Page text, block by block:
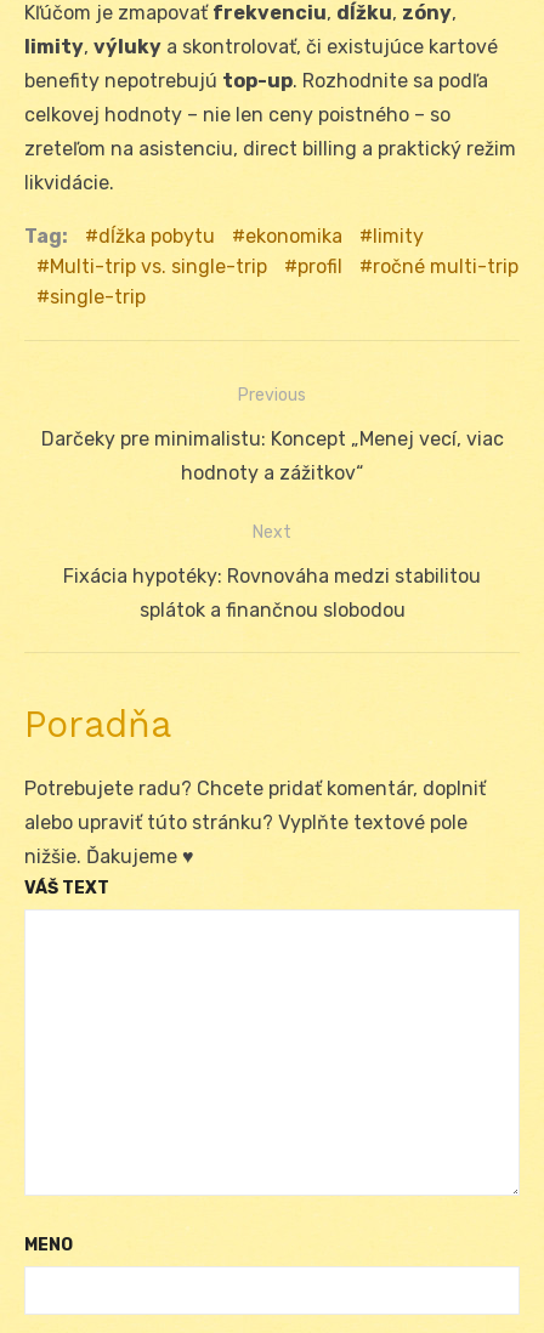
Kľúčom je zmapovať frekvenciu, dĺžku, zóny,
limity, výluky a skontrolovať, či existujúce kartové
benefity nepotrebujú top-up. Rozhodnite sa podľa
celkovej hodnoty – nie len ceny poistného – so
zreteľom na asistenciu, direct billing a praktický režim
likvidácie.
Tag: dĺžka pobytu ekonomika
limity
Multi-trip vs. single-trip
profil
ročné multi-trip
single-trip
Navigácia
Previous
Previous
Darčeky pre minimalistu: Koncept „Menej vecí, viac
hodnoty a zážitkov“
Next
NextFixácia hypotéky: Rovnováha medzi stabilitou
splátok a finančnou slobodou
Poradňa
Potrebujete radu? Chcete pridať komentár, doplniť
alebo upraviť túto stránku? Vyplňte textové pole
nižšie. Ďakujeme ♥
VÁŠ TEXT
MENO